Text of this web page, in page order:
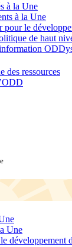
à la Une
à la Une
pour le
de haut
des ressources
Une
développement